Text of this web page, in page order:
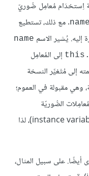
اِستخدَام مُعامِل صُّوريّ
name. مع ذلك، تستطيع
إليه. يُشير الاسم name
إلى المُعامِل
وهي مقبولة في العموم؛
الصُّوريّة
المُستخدَمة فقط لتهيئة مُتْغيِّرات النُسخ (instance variables)، لذا
أيضًا. على سبيل المثال،